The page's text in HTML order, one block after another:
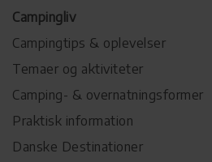
Campingliv
Campingtips & oplevelser
Temaer og aktiviteter
Camping- & overnatningsformer
Praktisk information
Danske Destinationer